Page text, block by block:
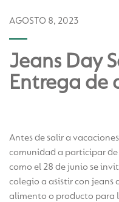
AGOSTO 8, 2023
Jeans Day
Entrega de
Antes de salir a
comunidad a participar de
como el 28 de junio se
colegio a asistir con jeans
alimento o producto para